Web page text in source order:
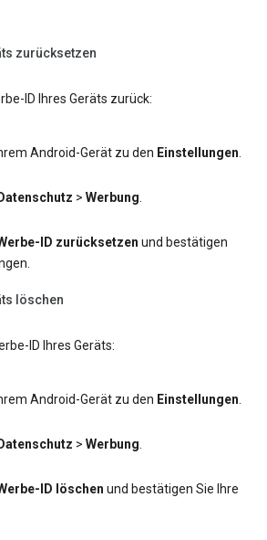
zurücksetzen
ID Ihres Geräts zurück:
Android-Gerät zu den Einstellungen.
Datenschutz > Werbung.
ID zurücksetzen und bestätigen
löschen
ID Ihres Geräts:
Android-Gerät zu den Einstellungen.
Datenschutz > Werbung.
ID löschen und bestätigen Sie Ihre